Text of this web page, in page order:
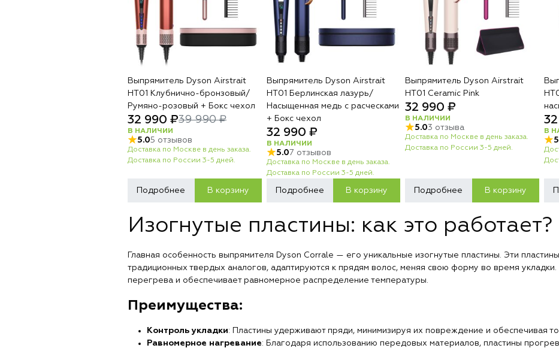
Выпрямитель Dyson Airstrait
HT01 Клубнично-бронзовый/
Румяно-розовый + Бокс чехол
32 990 ₽39 990 ₽
В НАЛИЧИИ
5.05 отзывов
Доставка по Москве в день заказа.
Доставка по России 3-5 дней.
Подробнее В корзину
Выпрямитель Dyson Airstrait
HT01 Берлинская лазурь/
Насыщенная медь с расческами
+ Бокс чехол
32 990 ₽
В НАЛИЧИИ
5.07 отзывов
Доставка по Москве в день заказа.
Доставка по России 3-5 дней.
Подробнее В корзину
Выпрямитель Dyson Airstrait
HT01 Ceramic Pink
32 990 ₽
В НАЛИЧИИ
5.03 отзыва
Доставка по Москве в день заказа.
Доставка по России 3-5 дней.
Подробнее В корзину
В
Изогнутые пластины: как это работает?
Главная особенность выпрямителя Dyson Corrale — его уникальные изогнутые пластины. Эти
традиционных твердых аналогов, адаптируются к прядям волос, меняя свою форму во время
перегрева и обеспечивает равномерное распределение температуры.
Преимущества:
Контроль укладки: Пластины удерживают пряди, минимизируя их повреждение и обеспечивая
Равномерное нагревание: Благодаря использованию передовых материалов, пластины